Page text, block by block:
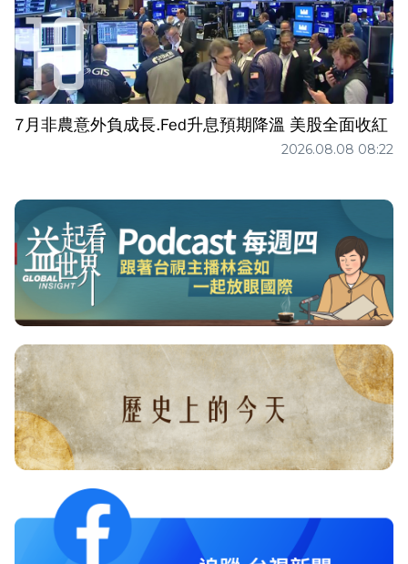
7月非農意外負成長.Fed升息預期降溫 美股全面收紅
2026.08.08 08:22